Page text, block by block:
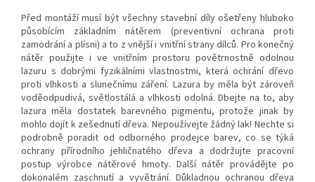
Před montáží musí být všechny stavební díly ošetřeny hluboko
působícím základním nátěrem (preventivní ochrana proti
zamodrání a plísni) a to z vnější i vnitřní strany dílců. Pro konečný
nátěr použijte i ve vnitřním prostoru povětrnostně odolnou
lazuru s dobrými fyzikálními vlastnostmi, která ochrání dřevo
proti vlhkosti a slunečnímu záření. Lazura by měla být zároveň
voděodpudivá, světlostálá a vlhkosti odolná. Dbejte na to, aby
lazura měla dostatek barevného pigmentu, protože jinak by
mohlo dojít k zešednutí dřeva. Nepoužívejte žádný lak! Nechte si
podrobně poradit od odborného prodejce barev, co se týká
ochrany přírodního jehličnatého dřeva a dodržujte pracovní
postup výrobce nátěrové hmoty. Další nátěr provádějte po
dokonalém zaschnutí a vyvětrání. Důkladnou ochranou dřeva